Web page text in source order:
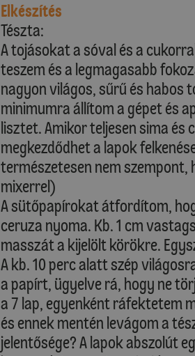
Elkészítés
Tészta:
A tojásokat a sóval és a
teszem és a legmagasabb
nagyon világos, sűrű és habos
minimumra állítom a gépet és
lisztet. Amikor teljesen sima és
megkezdődhet a lapok
természetesen nem szempont,
mixerrel)
A sütőpapírokat átfordítom,
ceruza nyoma. Kb. 1 cm
masszát a kijelölt körökre.
A kb. 10 perc alatt szép
a papírt, ügyelve rá, hogy ne
a 7 lap, egyenként ráfektetem
és ennek mentén levágom a
jelentősége? A lapok abszolút